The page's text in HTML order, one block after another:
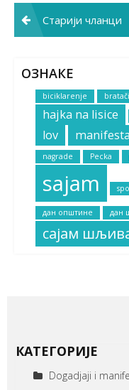
Кретање
чланака
Старији чланци
ОЗНАКЕ
biciklarenje
hajka na lisice
lov
nagrade Pecka
sajam
дан општине дан
сајам
КАТЕГОРИЈЕ
Dogadjaji i